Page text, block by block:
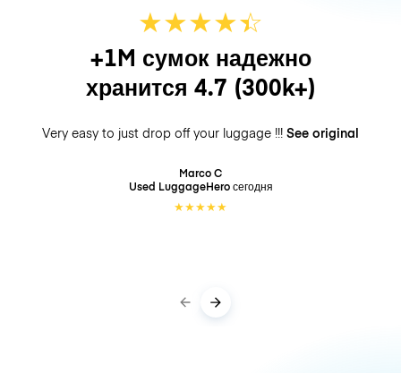
★★★★☆
★
+1M сумок надежно
хранится 4.7 (300k+)
Very easy to just drop off your luggage !!! See original
Marco C
Used LuggageHeroсегодня
★★★★★